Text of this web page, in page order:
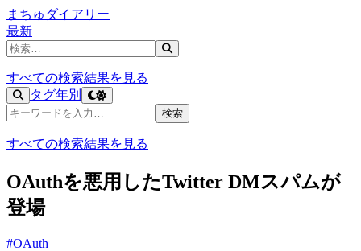
まちゅダイアリー
最新
記事を検索
すべての検索結果を見る
タグ年別
記事を検索
検索
すべての検索結果を見る
OAuthを悪用したTwitter DMスパムが
登場
#OAuth